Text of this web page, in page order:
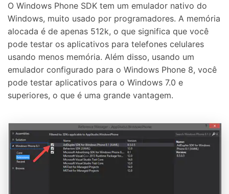
O Windows Phone SDK tem um emulador nativo do
Windows, muito usado por programadores. A memória
alocada é de apenas 512k, o que significa que você
pode testar os aplicativos para telefones celulares
usando menos memória. Além disso, usando um
emulador configurado para o Windows Phone 8, você
pode testar aplicativos para o Windows 7.0 e
superiores, o que é uma grande vantagem.